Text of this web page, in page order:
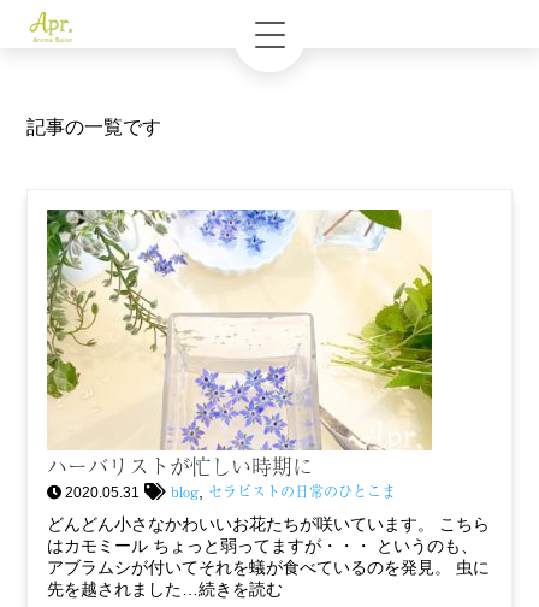
記事の一覧です
ハーバリストが忙しい時期に
2020.05.31 blog セラピストの日常のひとこま
どんどん小さなかわいいお花たちが咲いています。 こちら
はカモミール ちょっと弱ってますが・・・ というのも、
アブラムシが付いてそれを蟻が食べているのを発見。 虫に
先を越されました…続きを読む